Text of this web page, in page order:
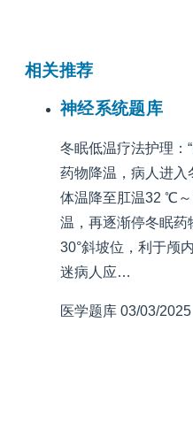
相关推荐
神经系统题库
冬眠低温疗法护理：
药物降温，病人进入
体温降至肛温32 ℃
温，再逐渐停冬眠药
30°斜坡位，利于颅
迷病人应…
医学题库 03/03/2025